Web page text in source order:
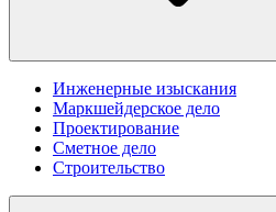
Инженерные изыскания
Маркшейдерское дело
Проектирование
Сметное дело
Строительство